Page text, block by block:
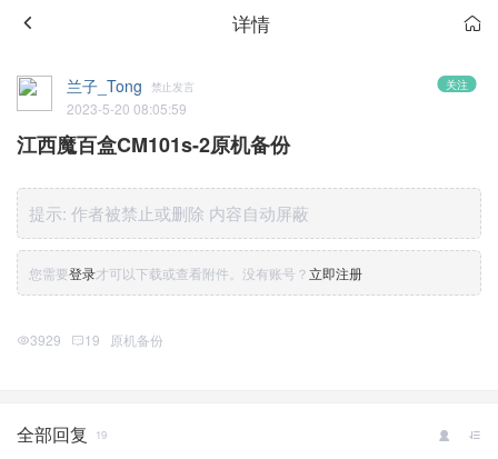
详情
关注
兰子_Tong 禁止发言
2023-5-20 08:05:59
江西魔百盒CM101s-2原机备份
提示: 作者被禁止或删除 内容自动屏蔽
您需要登录才可以下载或查看附件。没有账号？立即注册
3929 19 原机备份
全部回复 19